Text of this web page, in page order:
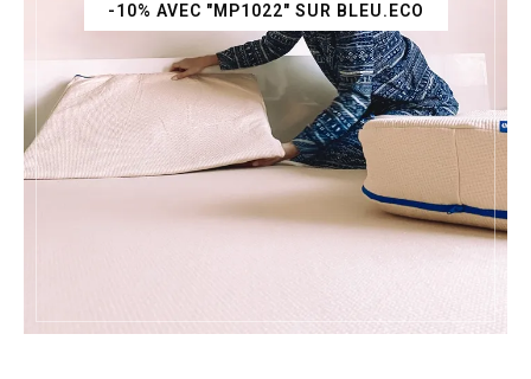
-10% AVEC "MP1022" SUR BLEU.ECO